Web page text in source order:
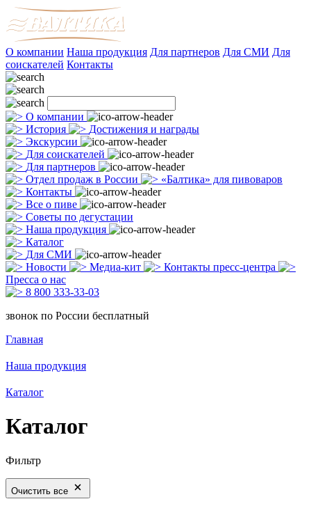
О компании Наша продукция Для партнеров Для СМИ Для
соискателей Контакты
О компании
История
Достижения и награды
Экскурсии
Для соискателей
Для партнеров
Отдел продаж в России
«Балтика» для пивоваров
Контакты
Все о пиве
Советы по дегустации
Наша продукция
Каталог
Для СМИ
Новости
Медиа-кит
Контакты пресс-центра
Пресса о нас
8 800 333-33-03
звонок по России бесплатный
Главная
Наша продукция
Каталог
Каталог
Фильтр
Очистить все